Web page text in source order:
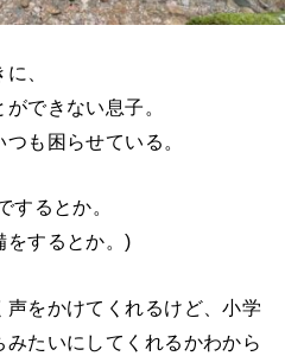
、
できない息子。
も困らせている。
するとか。
をするとか。)
声をかけてくれるけど、小学
たいにしてくれるかわから